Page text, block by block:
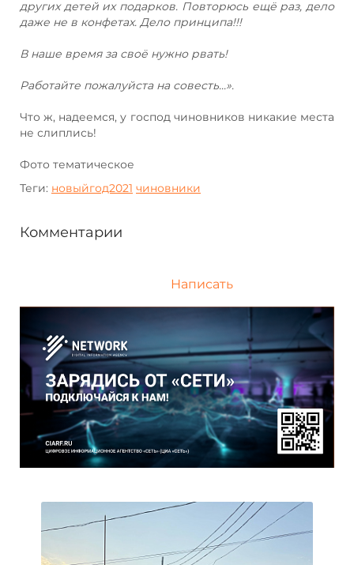
других детей их подарков. Повторюсь ещё раз, дело
даже не в конфетах. Дело принципа!!!
В наше время за своё нужно рвать!
Работайте пожалуйста на совесть...».
Что ж, надеемся, у господ чиновников никакие места
не слиплись!
Фото тематическое
Теги: новыйгод2021 чиновники
Комментарии
Написать